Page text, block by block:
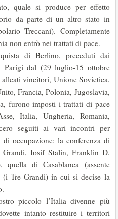
quale si produce per effetto
da parte di un altro stato in
Treccani). Completamente
non entrò nei trattati di pace.
di Berlino, preceduti dai
Parigi dal (29 luglio-15 ottobre
vincitori, Unione Sovietica,
Francia, Polonia, Jugoslavia,
furono imposti i trattati di pace
Italia, Ungheria, Romania,
seguiti ai vari incontri per
occupazione: la conferenza di
Grandi, Iosif Stalin, Franklin D.
quella di Casablanca (assente
Tre Grandi) in cui si decise la
piccolo l’Italia divenne più
intanto restituire i territori